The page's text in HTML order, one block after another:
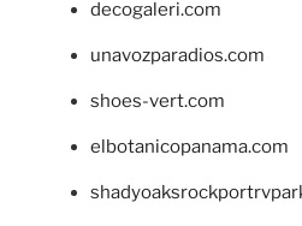
decogaleri.com
unavozparadios.com
shoes-vert.com
elbotanicopanama.com